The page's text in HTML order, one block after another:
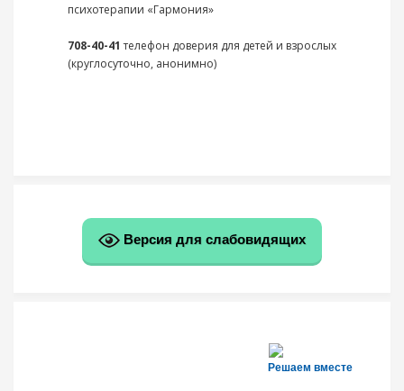
психотерапии «Гармония»
708-40-41телефон доверия для детей и взрослых
(круглосуточно, анонимно)
Версия для слабовидящих
Решаем вместе